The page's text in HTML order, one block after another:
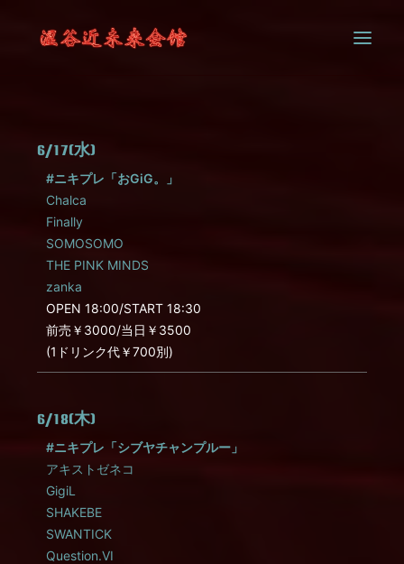
CONTACT6/17(水)
#ニキプレ「おGiG。」
Chalca
Finally
SOMOSOMO
THE PINK MINDS
zanka
OPEN 18:00/START 18:30
前売￥3000/当日￥3500
(1ドリンク代￥700別)
6/18(木)
#ニキプレ「シブヤチャンプルー」
アキストゼネコ
GigiL
SHAKEBE
SWANTICK
Question.VI